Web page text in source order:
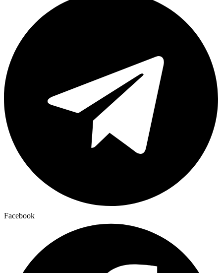
Facebook